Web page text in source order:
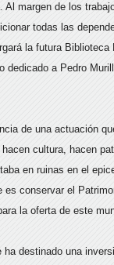
margen de los
todas las
la futura
a Pedro
de una actuación
cultura, hacen
en ruinas en el
conservar el
la oferta de este
destinado una